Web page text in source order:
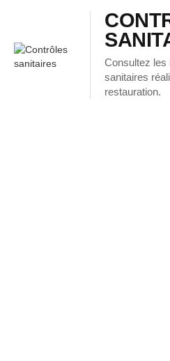
Consultez les
sanitaires
restauration.